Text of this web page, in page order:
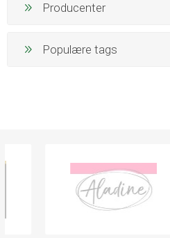
Producenter
Populære tags